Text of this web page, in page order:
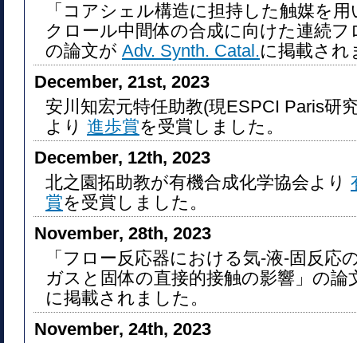
「コアシェル構造に担持した触媒を用
クロール中間体の合成に向けた連続フ
の論文が Adv. Synth. Catal.に掲載され
December, 21st, 2023
安川知宏元特任助教(現ESPCI Paris研
より 進歩賞を受賞しました。
December, 12th, 2023
北之園拓助教が有機合成化学協会より
賞を受賞しました。
November, 28th, 2023
「フロー反応器における気-液-固反応
ガスと固体の直接的接触の影響」の論
に掲載されました。
November, 24th, 2023